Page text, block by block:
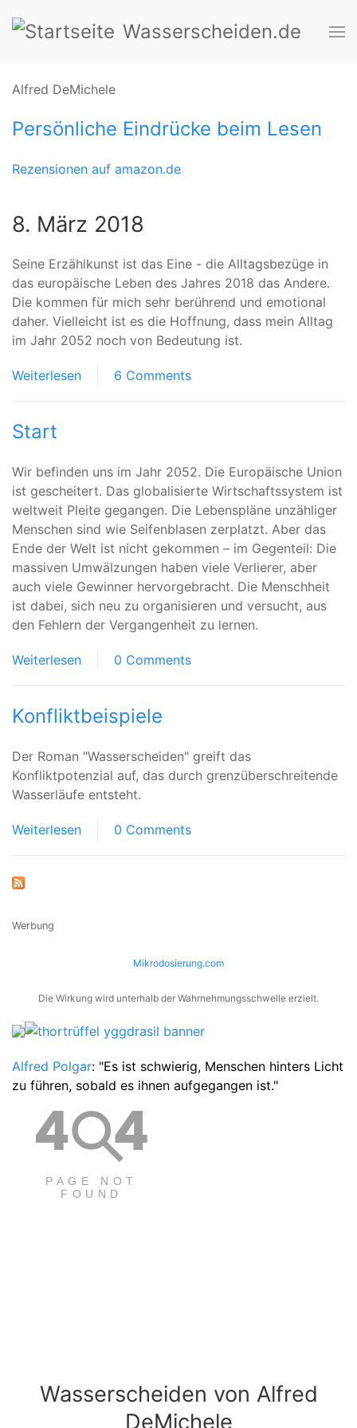
Wasserscheiden.de
Alfred DeMichele
Persönliche Eindrücke beim Lesen
Rezensionen auf amazon.de
8. März 2018
Seine Erzählkunst ist das Eine - die Alltagsbezüge in
das europäische Leben des Jahres 2018 das Andere.
Die kommen für mich sehr berührend und emotional
daher. Vielleicht ist es die Hoffnung, dass mein Alltag
im Jahr 2052 noch von Bedeutung ist.
Weiterlesen
LESEN
6 Comments
Start
Wir befinden uns im Jahr 2052. Die Europäische Union
ist gescheitert. Das globalisierte Wirtschaftssystem ist
weltweit Pleite gegangen. Die Lebenspläne unzähliger
Menschen sind wie Seifenblasen zerplatzt. Aber das
Ende der Welt ist nicht gekommen – im Gegenteil: Die
massiven Umwälzungen haben viele Verlierer, aber
auch viele Gewinner hervorgebracht. Die Menschheit
ist dabei, sich neu zu organisieren und versucht, aus
den Fehlern der Vergangenheit zu lernen.
Weiterlesen
START 0 Comments
Konfliktbeispiele
Der Roman "Wasserscheiden" greift das
Konfliktpotenzial auf, das durch grenzüberschreitende
Wasserläufe entsteht.
Weiterlesen 0 Comments
Werbung
Mikrodosierung.com
Die Wirkung wird unterhalb der Wahrnehmungsschwelle erzielt.
Alfred Polgar: "Es ist schwierig, Menschen hinters Licht
zu führen, sobald es ihnen aufgegangen ist."
Wasserscheiden von Alfred
DeMichele